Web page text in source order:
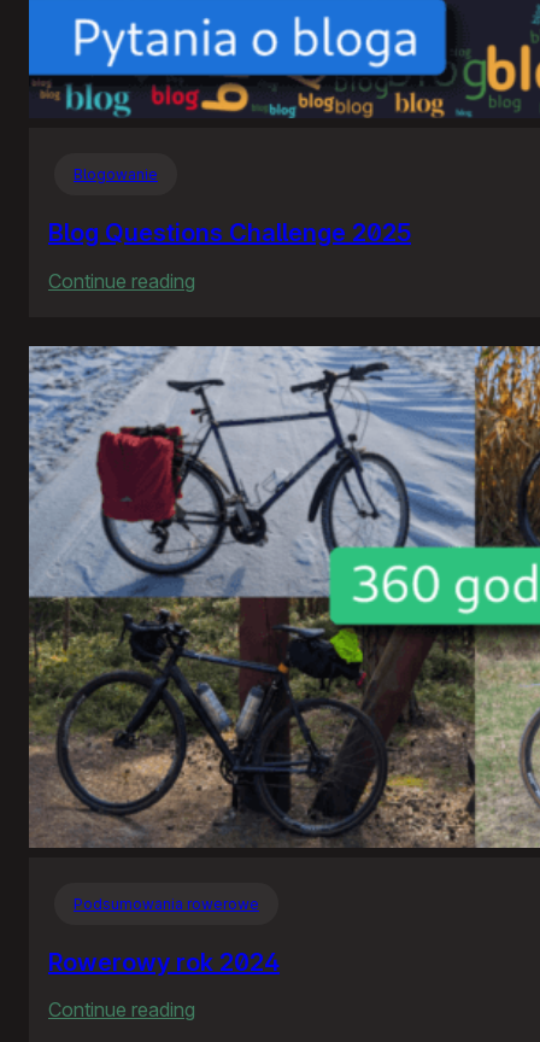
Blogowanie
Blog Questions Challenge 2025
Continue reading
Questions
Challenge
2025
Podsumowania rowerowe
Rowerowy rok 2024
Continue reading